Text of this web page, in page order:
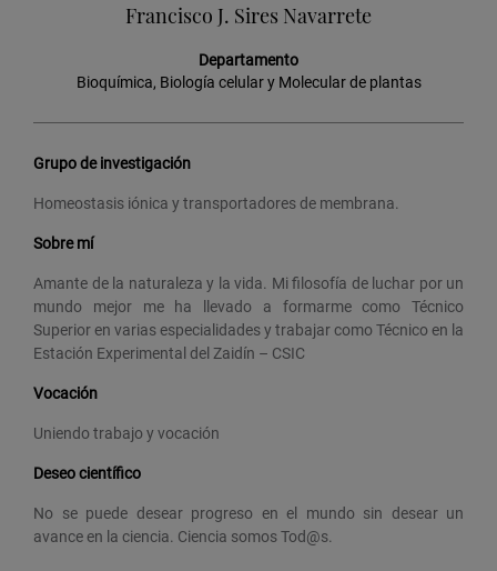
Francisco J. Sires Navarrete
Departamento
Bioquímica, Biología celular y Molecular de plantas
Grupo de investigación
Homeostasis iónica y transportadores de membrana.
Sobre mí
Amante de la naturaleza y la vida. Mi filosofía de luchar por un
mundo mejor me ha llevado a formarme como Técnico
Superior en varias especialidades y trabajar como Técnico en la
Estación Experimental del Zaidín – CSIC
Vocación
Uniendo trabajo y vocación
Deseo científico
No se puede desear progreso en el mundo sin desear un
avance en la ciencia. Ciencia somos Tod@s.